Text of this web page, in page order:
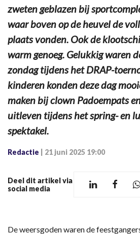
zweten geblazen bij
waar boven op de heuvel de
plaats vonden. Ook de
warm genoeg. Gelukkig waren
zondag tijdens het DRAP-
kinderen konden deze dag
maken bij clown Padoempats
uitleven tijdens het spring- en
spektakel.
Redactie 21 juni 2025 19:00
Deel dit artikel via
social media
De weersgoden waren de